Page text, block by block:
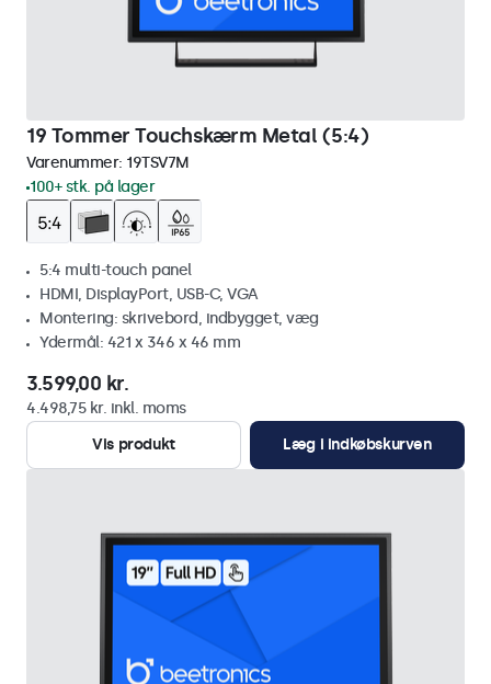
19 Tommer Touchskærm Metal (5:4)
Varenummer: 19TSV7M
100+ stk. på lager
5:4 multi-touch panel
HDMI, DisplayPort, USB-C, VGA
Montering: skrivebord, indbygget, væg
Ydermål: 421 x 346 x 46 mm
3.599,00 kr.
4.498,75 kr. inkl. moms
Vis produkt
Læg i indkøbskurven